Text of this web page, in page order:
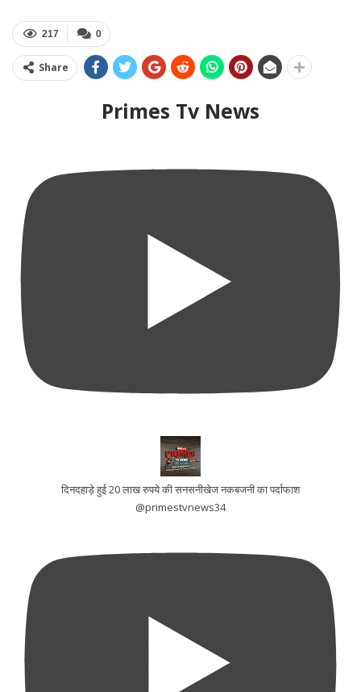
0
217
Share
Primes Tv News
दिनदहाड़े हुई 20 लाख रुपये की सनसनीखेज नकबजनी का पर्दाफाश
@primestvnews34